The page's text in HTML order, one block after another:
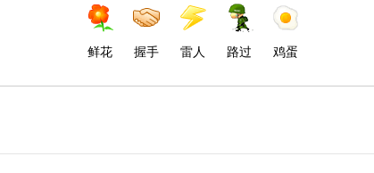
鲜花 握手 雷人 路过 鸡蛋